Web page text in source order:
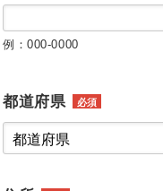
例：000-0000
都道府県 必須